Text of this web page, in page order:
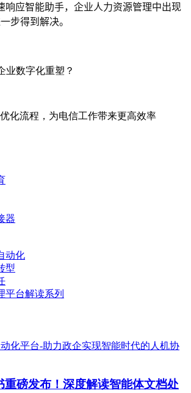
响应智能助手，企业人力资源管理中出现
步得到解决。
业数字化重塑？
化流程，为电信工作带来更高效率
器
动化
型
平台解读系列
重磅发布！深度解读智能体文档处